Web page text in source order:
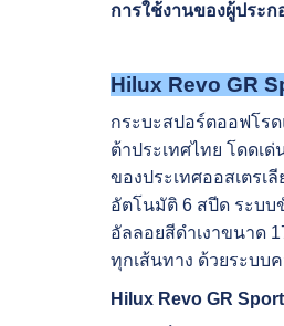
การใช้งานของผู้ประ
Hilux Revo GR
กระบะสปอร์ตออฟโร
ต้าประเทศไทย โดดเ
ของประเทศออสเตรเ
อัตโนมัติ 6 สปีด ระบบ
อัลลอยสีดำเงาขนาด
ทุกเส้นทาง ด้วยระบบ
Hilux Revo GR